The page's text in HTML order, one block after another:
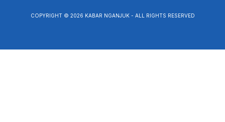
COPYRIGHT © 2026 KABAR NGANJUK - ALL RIGHTS RESERVED